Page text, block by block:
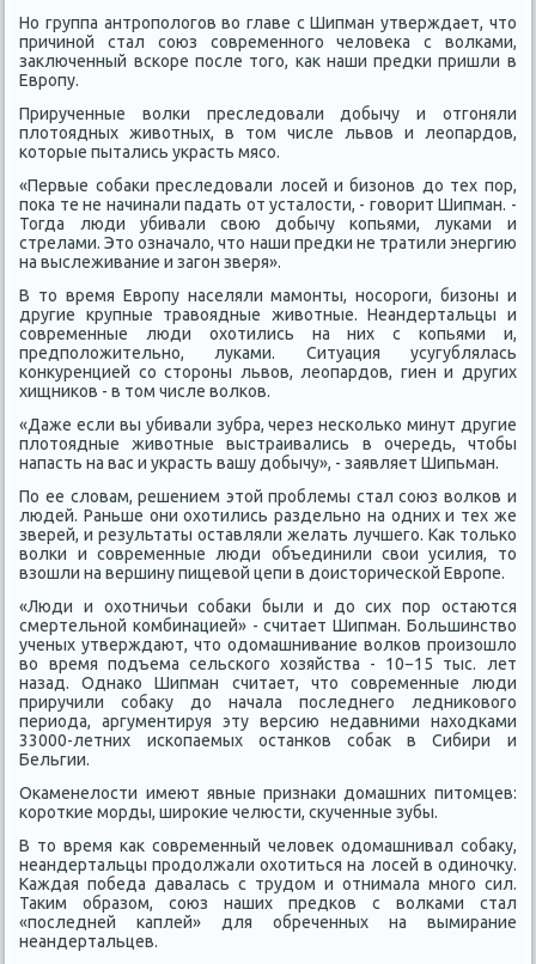
Но группа антропологов во главе с Шипман утверждает, что
причиной стал союз современного человека с волками,
заключенный вскоре после того, как наши предки пришли в
Европу.
Прирученные волки преследовали добычу и отгоняли
плотоядных животных, в том числе львов и леопардов,
которые пытались украсть мясо.
«Первые собаки преследовали лосей и бизонов до тех пор,
пока те не начинали падать от усталости, - говорит Шипман. -
Тогда люди убивали свою добычу копьями, луками и
стрелами. Это означало, что наши предки не тратили энергию
на выслеживание и загон зверя».
В то время Европу населяли мамонты, носороги, бизоны и
другие крупные травоядные животные. Неандертальцы и
современные люди охотились на них с копьями и,
предположительно, луками. Ситуация усугублялась
конкуренцией со стороны львов, леопардов, гиен и других
хищников - в том числе волков.
«Даже если вы убивали зубра, через несколько минут другие
плотоядные животные выстраивались в очередь, чтобы
напасть на вас и украсть вашу добычу», - заявляет Шипьман.
По ее словам, решением этой проблемы стал союз волков и
людей. Раньше они охотились раздельно на одних и тех же
зверей, и результаты оставляли желать лучшего. Как только
волки и современные люди объединили свои усилия, то
взошли на вершину пищевой цепи в доисторической Европе.
«Люди и охотничьи собаки были и до сих пор остаются
смертельной комбинацией» - считает Шипман. Большинство
ученых утверждают, что одомашнивание волков произошло
во время подъема сельского хозяйства - 10−15 тыс. лет
назад. Однако Шипман считает, что современные люди
приручили собаку до начала последнего ледникового
периода, аргументируя эту версию недавними находками
33000-летних ископаемых останков собак в Сибири и
Бельгии.
Окаменелости имеют явные признаки домашних питомцев:
короткие морды, широкие челюсти, скученные зубы.
В то время как современный человек одомашнивал собаку,
неандертальцы продолжали охотиться на лосей в одиночку.
Каждая победа давалась с трудом и отнимала много сил.
Таким образом, союз наших предков с волками стал
«последней каплей» для обреченных на вымирание
неандертальцев.